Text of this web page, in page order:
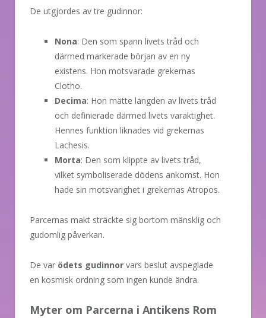
De utgjordes av tre gudinnor:
Nona: Den som spann livets tråd och
därmed markerade början av en ny
existens. Hon motsvarade grekernas
Clotho.
Decima: Hon mätte längden av livets tråd
och definierade därmed livets varaktighet.
Hennes funktion liknades vid grekernas
Lachesis.
Morta: Den som klippte av livets tråd,
vilket symboliserade dödens ankomst. Hon
hade sin motsvarighet i grekernas Atropos.
Parcernas makt sträckte sig bortom mänsklig och
gudomlig påverkan.
De var ödets gudinnor vars beslut avspeglade
en kosmisk ordning som ingen kunde ändra.
Myter om Parcerna i Antikens Rom